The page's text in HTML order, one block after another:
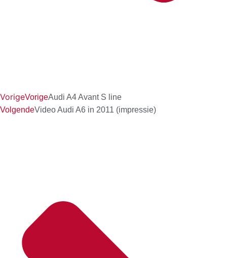
VorigeVorigeAudi A4 Avant S line
VolgendeVideo Audi A6 in 2011 (impressie)